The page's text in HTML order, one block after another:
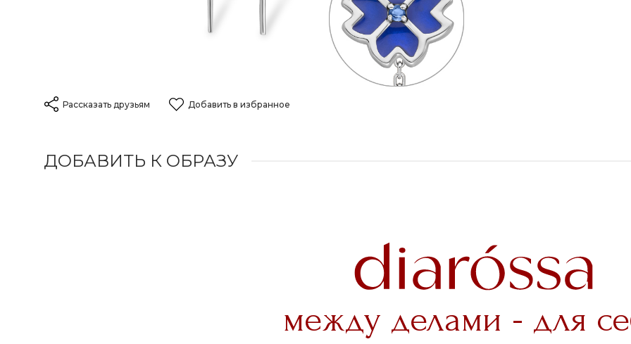
Рассказать друзьям Добавить в избранное
ДОБАВИТЬ К ОБРАЗУ
между делами - для